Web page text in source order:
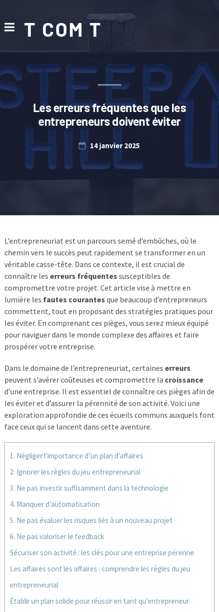
T COM T
Les erreurs fréquentes que les
entrepreneurs doivent éviter
14 janvier 2025
L’entrepreneuriat est un parcours semé d’embûches, où le
chemin vers le succès peut rapidement se transformer en un
véritable casse-tête. Dans ce contexte, il est crucial de
connaître les erreurs fréquentes susceptibles de
compromettre votre projet. Cet article vise à mettre en
lumière les fautes courantes que beaucoup d’entrepreneurs
commettent, tout en proposant des stratégies pratiques pour
les éviter. En comprenant ces pièges, vous serez mieux équipé
pour naviguer dans le monde complexe des affaires et faire
prospérer votre entreprise.
Dans le domaine de l’entrepreneuriat, certaines erreurs
peuvent s’avérer coûteuses et compromettre la croissance
d’une entreprise. Il est essentiel de connaître ces pièges afin de
les éviter et d’assurer la pérennité de son activité. Voici une
exploration approfondie de ces écueils communs auxquels font
face ceux qui se lancent dans cette aventure.
1. Négliger l’importance d’un plan d’affaires
2. Ignorer les règles du jeu entrepreneurial
3. Ne pas investir suffisamment dans la technologie
4. Manquer d’automatisation
5. Ne pas évaluer les risques liés à un nouveau projet
6. Ne pas valoriser le feedback
Sécuriser son activité : les clés pour une entreprise pérenne
Les affaires sont les affaires : comprendre les règles du jeu
entrepreneurial
Établir un plan solide pour réussir en tant qu’entrepreneur